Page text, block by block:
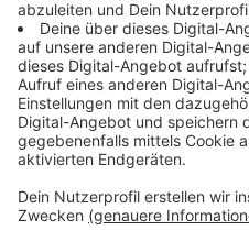
bekannte
Fußball-Nationalspieler
Shirin David an der
Blutspende kann bis zu
Menschen geholfen
Anzeige